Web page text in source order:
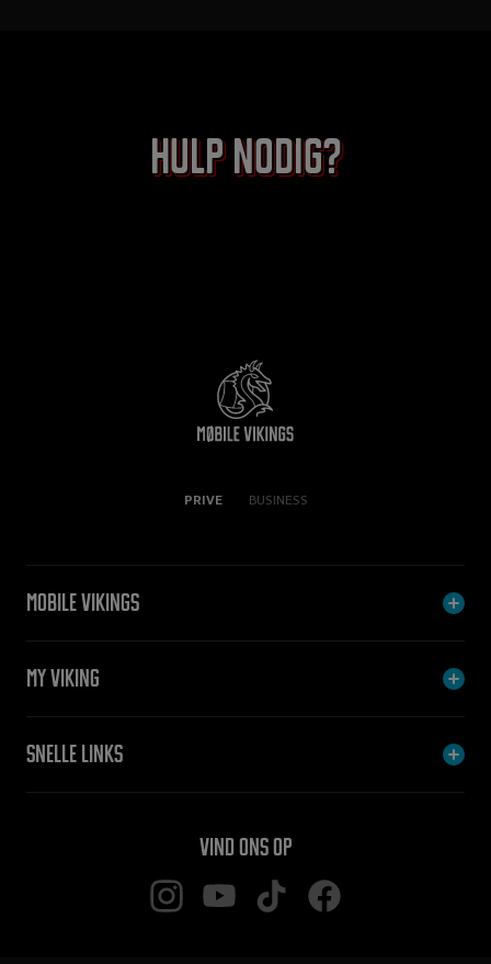
Hulp nodig?
PRIVE BUSINESS
Mobile Vikings
My Viking
Snelle links
Vind ons op